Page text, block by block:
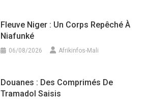
Fleuve Niger : Un Corps Repêché À
Niafunké
06/08/2026 Afrikinfos-Mali
Douanes : Des Comprimés De
Tramadol Saisis